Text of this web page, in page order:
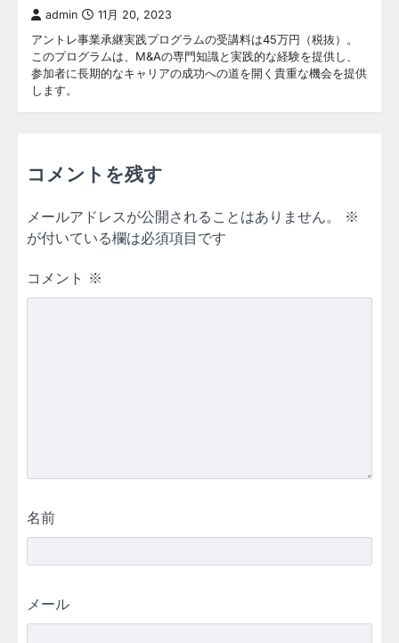
admin 11月 20, 2023
アントレ事業承継実践プログラムの受講料は45万円（税抜）。
このプログラムは、M&Aの専門知識と実践的な経験を提供し、
参加者に長期的なキャリアの成功への道を開く貴重な機会を提供
します。
コメントを残す
メールアドレスが公開されることはありません。
※
が付いている欄は必須項目です
コメント ※
名前
メール